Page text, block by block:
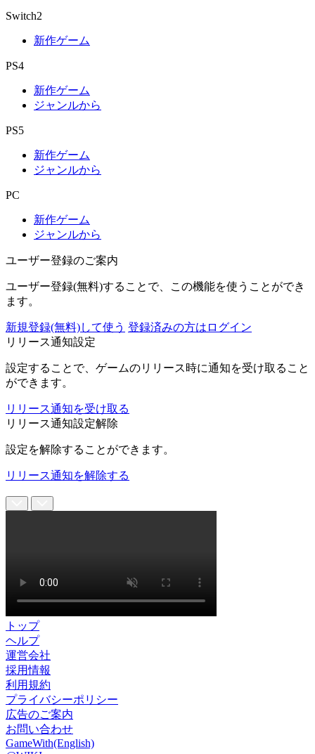
Switch2
新作ゲーム
PS4
新作ゲーム
ジャンルから
PS5
新作ゲーム
ジャンルから
PC
新作ゲーム
ジャンルから
ユーザー登録のご案内
ユーザー登録(無料)することで、この機能を使うことができ
ます。
新規登録(無料)して使う 登録済みの方はログイン
リリース通知設定
設定することで、ゲームのリリース時に通知を受け取ること
ができます。
リリース通知を受け取る
リリース通知設定解除
設定を解除することができます。
リリース通知を解除する
トップ
ヘルプ
運営会社
採用情報
利用規約
プライバシーポリシー
広告のご案内
お問い合わせ
GameWith(English)